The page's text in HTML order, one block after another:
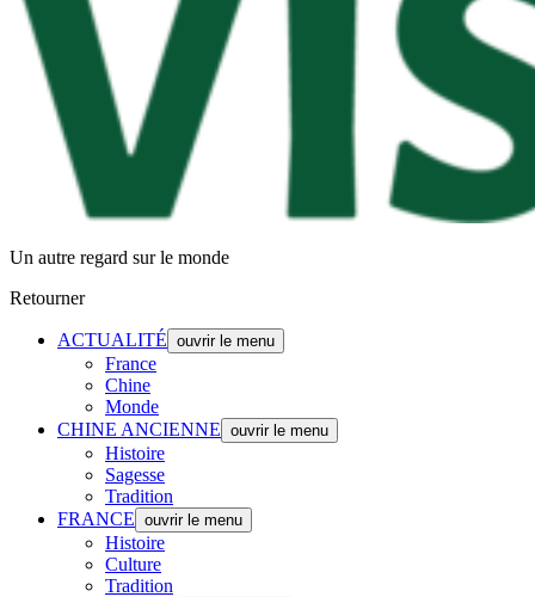
Un autre regard sur le monde
Retourner
ACTUALITÉ ouvrir le menu
France
Chine
Monde
CHINE ANCIENNE ouvrir le menu
Histoire
Sagesse
Tradition
FRANCE ouvrir le menu
Histoire
Culture
Tradition